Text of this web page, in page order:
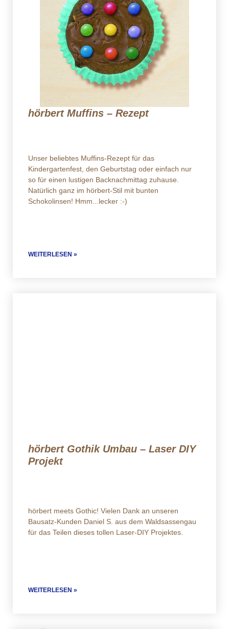
hörbert Muffins – Rezept
Unser beliebtes Muffins-Rezept für das
Kindergartenfest, den Geburtstag oder einfach nur
so für einen lustigen Backnachmittag zuhause.
Natürlich ganz im hörbert-Stil mit bunten
Schokolinsen! Hmm...lecker :-)
WEITERLESEN »
hörbert Gothik Umbau – Laser DIY
Projekt
hörbert meets Gothic! Vielen Dank an unseren
Bausatz-Kunden Daniel S. aus dem Waldsassengau
für das Teilen dieses tollen Laser-DIY Projektes.
WEITERLESEN »